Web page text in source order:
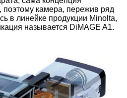
камера, пережив ряд
в линейке продукции Minolta,
называется DiMAGE A1.